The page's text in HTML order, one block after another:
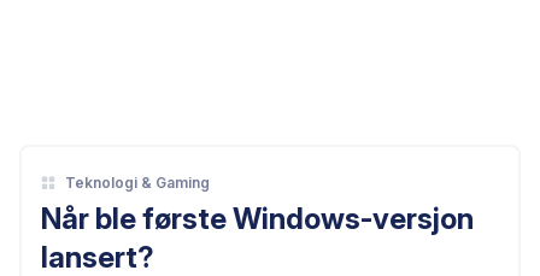
Teknologi & Gaming
Når ble første Windows-versjon
lansert?